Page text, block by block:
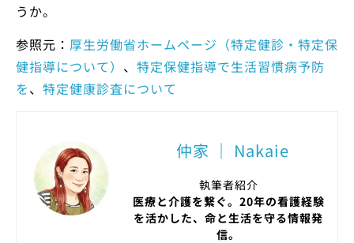
うか。
参照元： 厚生労働省ホームページ（特定健診・特定保
健指導について） 、 特定保健指導で生活習慣病予防
を、 特定健康診査について
仲家 ｜ Nakaie
執筆者紹介
医療と介護を繋ぐ。20年の看護経験
を活かした、命と生活を守る情報発
信。